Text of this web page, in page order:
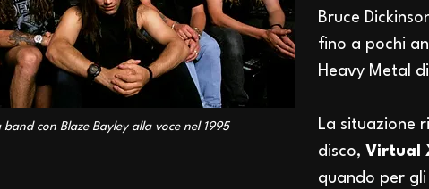
band con Blaze Bayley alla voce nel 1995
Bruce
fino a pochi
Heavy Metal
La situazione
disco, Virtual
quando per